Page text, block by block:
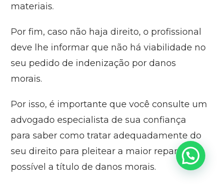
materiais.
Por fim, caso não haja direito, o profissional
deve lhe informar que não há viabilidade no
seu pedido de indenização por danos
morais.
Por isso, é importante que você consulte um
advogado especialista de sua confiança
para saber como tratar adequadamente do
seu direito para pleitear a maior reparação
possível a título de danos morais.